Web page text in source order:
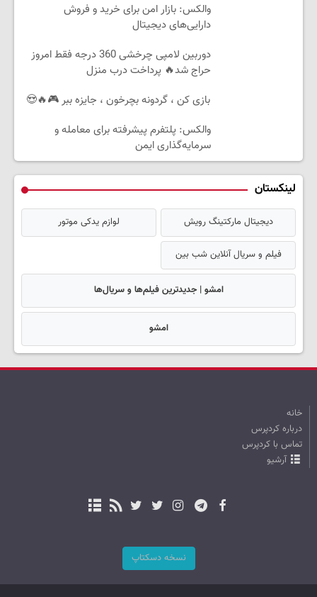
والکس: بازار امن برای خرید و فروش
دارایی‌های دیجیتال
دوربین لامپی چرخشی 360 درجه فقط امروز
حراج شد🔥 پرداخت درب منزل
بازی کن ، گردونه بچرخون ، جایزه ببر 🎮🔥😍
والکس: پلتفرم پیشرفته برای معامله و
سرمایه‌گذاری ایمن
لینکستان
دیجیتال مارکتینگ رویش لوازم یدکی موتور
فیلم و سریال آنلاین شب بین
امشو | جدیدترین فیلم‌ها و سریال‌ها
امشو
خانه
درباره کردپرس
تماس با کردپرس
آرشیو
نسخه دسکتاپ